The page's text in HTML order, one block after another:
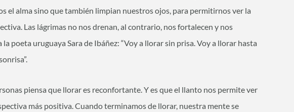
el alma sino que también limpian nuestros ojos, para permitirnos ver la
Las lágrimas no nos drenan, al contrario, nos fortalecen y nos
la poeta uruguaya Sara de Ibáñez: “Voy a llorar sin prisa. Voy a llorar hasta
piensa que llorar es reconfortante. Y es que el llanto nos permite ver
más positiva. Cuando terminamos de llorar, nuestra mente se